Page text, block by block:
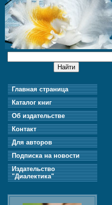
Главная страница
Каталог книг
Об издательстве
Контакт
Для авторов
Подписка на новости
Издательство
"Диалектика"